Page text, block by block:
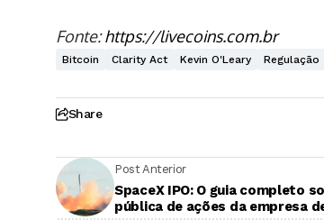
Fonte:https://livecoins.com.br
Bitcoin Clarity Act Kevin O'Leary Regulação
Share
Post Anterior
SpaceX IPO: O guia completo
pública de ações da empresa